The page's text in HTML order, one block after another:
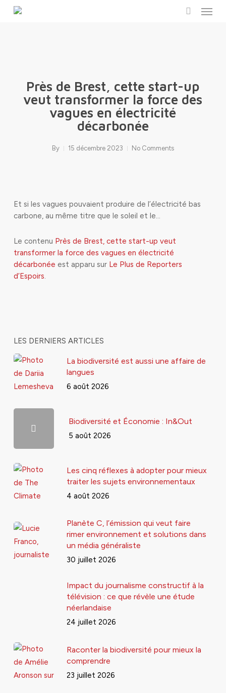
Menu
Près de Brest, cette start-up
veut transformer la force des
vagues en électricité
décarbonée
By 15 décembre 2023 No Comments
Et si les vagues pouvaient produire de l’électricité bas
carbone, au même titre que le soleil et le…
Le contenu Près de Brest, cette start-up veut
transformer la force des vagues en électricité
décarbonée est apparu sur Le Plus de Reporters
d’Espoirs.
LES DERNIERS ARTICLES
La biodiversité est aussi une affaire de
langues
6 août 2026
Biodiversité et Économie : In&Out
5 août 2026
Les cinq réflexes à adopter pour mieux
traiter les sujets environnementaux
4 août 2026
Planète C, l’émission qui veut faire
rimer environnement et solutions dans
un média généraliste
30 juillet 2026
Impact du journalisme constructif à la
télévision : ce que révèle une étude
néerlandaise
24 juillet 2026
Raconter la biodiversité pour mieux la
comprendre
23 juillet 2026